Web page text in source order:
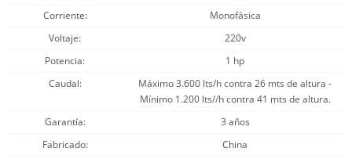
Corriente
Monofásica
Voltaje
220v
Potencia
1 hp
Caudal
Máximo 3.600 lts/h contra 26 mts de altura -
Mínimo 1.200 lts//h contra 41 mts de altura.
Garantía
3 años
Fabricado
China